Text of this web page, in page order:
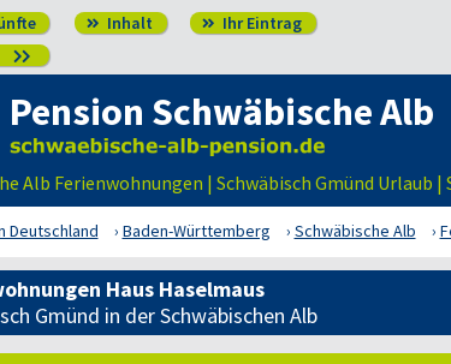
 Inhalt  Ihr Eintrag

Pension Schwäbische Alb
Alb Ferienwohnungen | Schwäbisch Gmünd Urlaub
Deutschland Baden-Württemberg Schwäbische Alb
Haus Haselmaus
Gmünd in der Schwäbischen Alb